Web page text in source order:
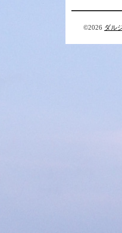
©2026 ダル